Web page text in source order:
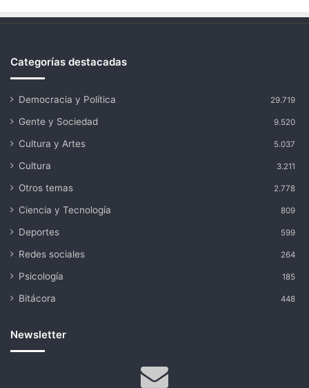
Categorías destacadas
Democracia y Política 29.719
Gente y Sociedad 9.520
Cultura y Artes 5.037
Cultura 3.211
Otros temas 2.778
Ciencia y Tecnología 809
Deportes 599
Redes sociales 264
Psicología 185
Bitácora 448
Newsletter